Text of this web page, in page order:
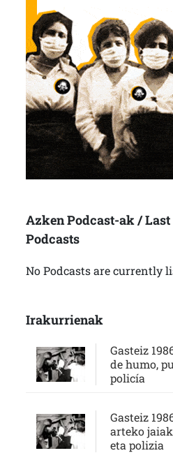
Azken Podcast-ak /
Podcasts
No Podcasts are currently
Irakurrienak
Gasteiz
de humo,
policía
Gasteiz
arteko
eta polizia